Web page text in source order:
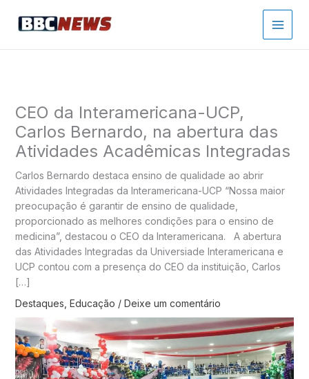
para
CEO da Interamericana-UCP,
Carlos Bernardo, na abertura das
Atividades Acadêmicas Integradas
Carlos Bernardo destaca ensino de qualidade ao abrir
Atividades Integradas da Interamericana-UCP “Nossa maior
preocupação é garantir de ensino de qualidade,
proporcionado as melhores condições para o ensino de
medicina”, destacou o CEO da Interamericana. A abertura
das Atividades Integradas da Universiade Interamericana e
UCP contou com a presença do CEO da instituição, Carlos
[…]
Destaques Educação / Deixe um comentário